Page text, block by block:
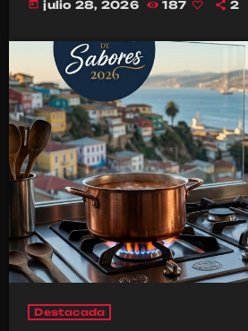
today julio 28, 2026 187 2
Destacada